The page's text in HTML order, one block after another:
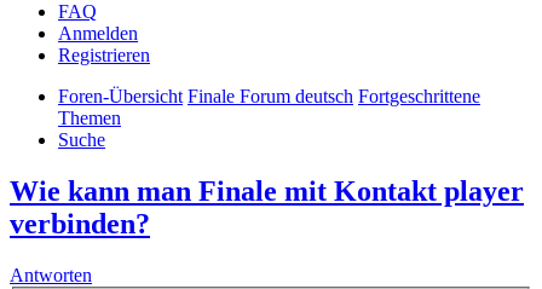
FAQ
Anmelden
Registrieren
Foren-Übersicht Finale Forum deutsch Fortgeschrittene
Themen
Suche
Wie kann man Finale mit Kontakt player
verbinden?
Antworten